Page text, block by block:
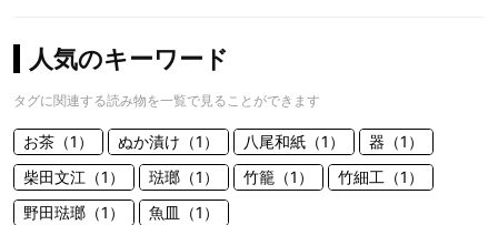
人気のキーワード
タグに関連する読み物を一覧で見ることができます
お茶（1） ぬか漬け（1） 八尾和紙（1）
器（1）
柴田文江（1）
琺瑯（1） 竹籠（1）
竹細工（1）
野田琺瑯（1）
魚皿（1）